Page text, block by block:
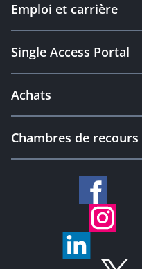
Emploi et carrière
Single Access Portal
Achats
Chambres de recours